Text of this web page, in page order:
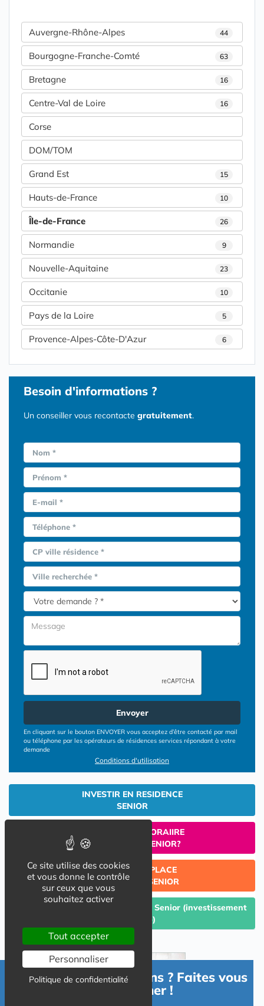
Auvergne-Rhône-Alpes 44
Bourgogne-Franche-Comté 63
Bretagne 16
Centre-Val de Loire 16
Corse
DOM/TOM
Grand Est 15
Hauts-de-France 10
Île-de-France 26
Normandie 9
Nouvelle-Aquitaine 23
Occitanie 10
Pays de la Loire 5
Provence-Alpes-Côte-D'Azur 6
Besoin d'informations ?
Un conseiller vous recontacte gratuitement.
Nom *
Prénom *
E-mail *
Téléphone *
CP ville résidence *
Ville recherchée *
Envoyer
En cliquant sur le bouton ENVOYER vous acceptez d’être contacté par mail
ou téléphone par les opérateurs de résidences services répondant à votre
demande
Conditions d'utilisation
INVESTIR EN RESIDENCE
SENIOR
UN SEJOUR TEMPORAIIRE
EN RESIDENCE SENIOR?
TROUVER UNE PLACE
EN RESIDENCE SENIOR
Céder un lot acquis en Résidence Senior (investissement
Lmp/Lmnp)
Besoin d'informations ? Faites vous
accompagner !
Ce site utilise des cookies
et vous donne le contrôle
sur ceux que vous
souhaitez activer
Tout accepter
Personnaliser
Politique de confidentialité